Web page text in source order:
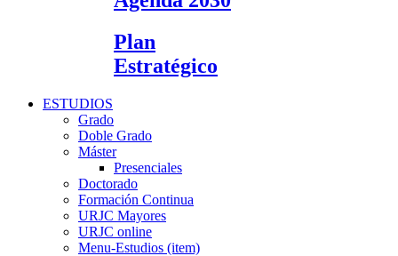
Plan
Estratégico
ESTUDIOS
Grado
Doble Grado
Máster
Presenciales
Doctorado
Formación Continua
URJC Mayores
URJC online
Menu-Estudios (item)